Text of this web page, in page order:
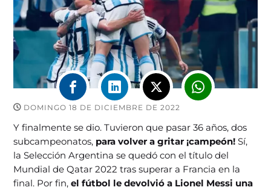
DOMINGO 18 DE DICIEMBRE DE 2022
Y finalmente se dio. Tuvieron que pasar 36 años, dos
subcampeonatos, para volver a gritar ¡campeón! Sí,
la Selección Argentina se quedó con el título del
Mundial de Qatar 2022 tras superar a Francia en la
final. Por fin,el fútbol le devolvió a Lionel Messi una